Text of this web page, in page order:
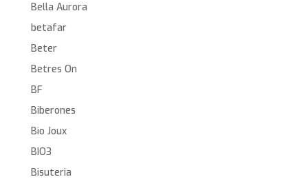
Bella Aurora
betafar
Beter
Betres On
BF
Biberones
Bio Joux
BIO3
Bisuteria